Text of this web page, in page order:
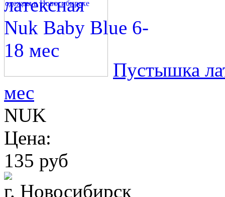
Пустышка
мес
NUK
Цена:
135 руб
г. Новосибирск